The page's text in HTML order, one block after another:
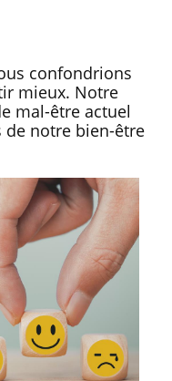
confondrions
mieux. Notre
mal-être actuel
de notre bien-être